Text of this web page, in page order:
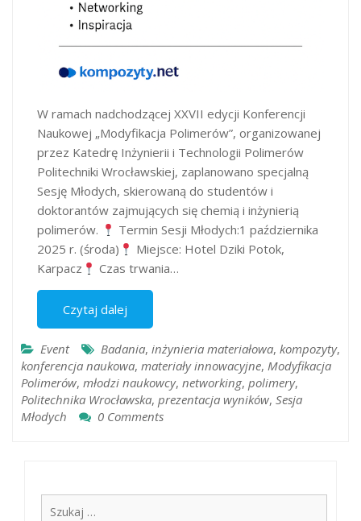
W ramach nadchodzącej XXVII edycji Konferencji
Naukowej „Modyfikacja Polimerów”, organizowanej
przez Katedrę Inżynierii i Technologii Polimerów
Politechniki Wrocławskiej, zaplanowano specjalną
Sesję Młodych, skierowaną do studentów i
doktorantów zajmujących się chemią i inżynierią
polimerów.
Termin Sesji Młodych:1 października
2025 r. (środa)
Miejsce: Hotel Dziki Potok,
Karpacz
Czas trwania…
Czytaj dalej
Event Badania, inżynieria materiałowa, kompozyty,
konferencja naukowa, materiały innowacyjne, Modyfikacja
Polimerów, młodzi naukowcy, networking, polimery,
Politechnika Wrocławska, prezentacja wyników, Sesja
Młodych
0 Comments